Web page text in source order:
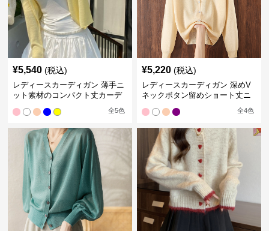
¥5,540 (税込)
レディースカーディガン 薄手ニ
ット素材のコンパクト丈カーデ
全5色
¥5,220 (税込)
レディースカーディガン 深めV
ネックボタン留めショート丈ニ
全4色